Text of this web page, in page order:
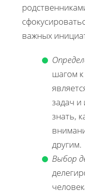
важных
шагом
задач
знать,
другим.
Выбор